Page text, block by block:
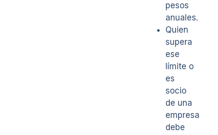
pesos
anuales.
Quien
supera
ese
límite o
es
socio
de una
empresa
debe